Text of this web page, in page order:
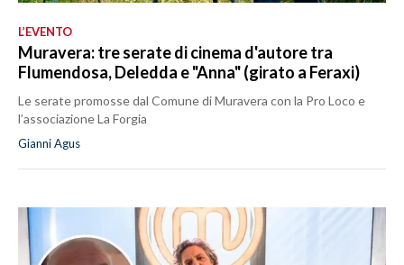
L’EVENTO
Muravera: tre serate di cinema d'autore tra
Flumendosa, Deledda e "Anna" (girato a Feraxi)
Le serate promosse dal Comune di Muravera con la Pro Loco e
l’associazione La Forgia
Gianni Agus